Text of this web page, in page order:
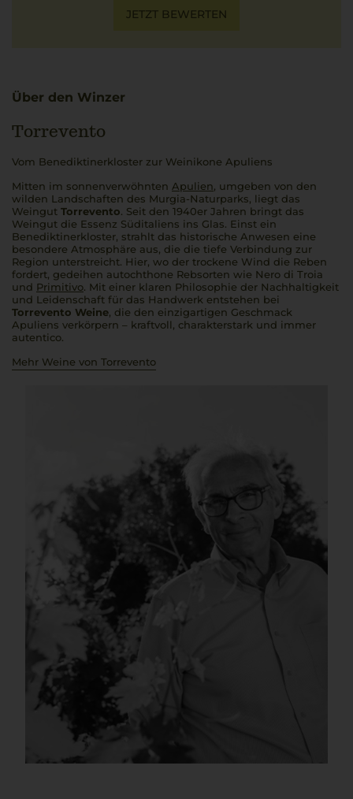
JETZT BEWERTEN
Über den Winzer
Torrevento
Vom Benediktinerkloster zur Weinikone Apuliens
Mitten im sonnenverwöhnten Apulien, umgeben von den
wilden Landschaften des Murgia-Naturparks, liegt das
Weingut Torrevento. Seit den 1940er Jahren bringt das
Weingut die Essenz Süditaliens ins Glas. Einst ein
Benediktinerkloster, strahlt das historische Anwesen eine
besondere Atmosphäre aus, die die tiefe Verbindung zur
Region unterstreicht. Hier, wo der trockene Wind die Reben
fordert, gedeihen autochthone Rebsorten wie Nero di Troia
und Primitivo. Mit einer klaren Philosophie der Nachhaltigkeit
und Leidenschaft für das Handwerk entstehen bei
Torrevento Weine, die den einzigartigen Geschmack
Apuliens verkörpern – kraftvoll, charakterstark und immer
autentico.
Mehr Weine von Torrevento